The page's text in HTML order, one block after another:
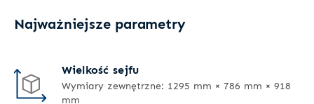
Najważniejsze parametry
Wielkość sejfu
Wymiary zewnętrzne: 1295 mm × 786 mm × 918
mm